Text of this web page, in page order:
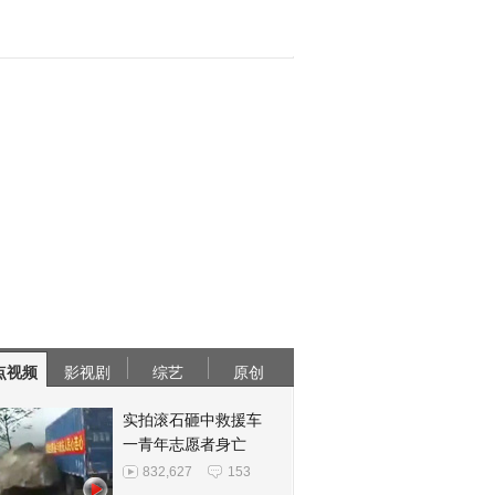
视频 影视剧 综艺 原创
实拍滚石砸中救援车
一青年志愿者身亡
832,627 153